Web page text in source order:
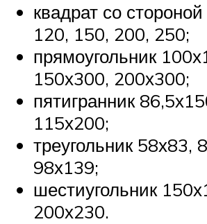
квадрат со
120, 150, 200, 250;
прямоугольник
150х300, 200х300;
пятигранник
115х200;
треугольник 58х83,
98х139;
шестиугольник
200х230.